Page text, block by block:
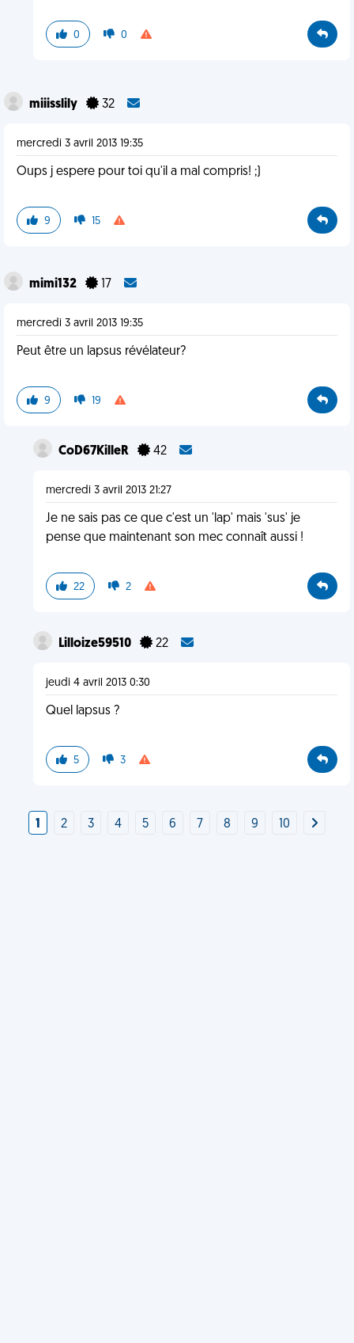
0 0
miiisslily 32
mercredi 3 avril 2013 19:35
Oups j espere pour toi qu'il a mal compris! ;)
9 15
mimi132 17
mercredi 3 avril 2013 19:35
Peut être un lapsus révélateur?
9 19
CoD67KilleR 42
mercredi 3 avril 2013 21:27
Je ne sais pas ce que c'est un 'lap' mais 'sus' je
pense que maintenant son mec connaît aussi !
22 2
Lilloize59510 22
jeudi 4 avril 2013 0:30
Quel lapsus ?
5 3
1 2 3 4 5 6 7 8 9 10